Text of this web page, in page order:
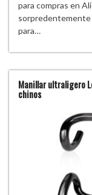
para compras en
sorpredentemente
para…
Manillar ultraligero
chinos